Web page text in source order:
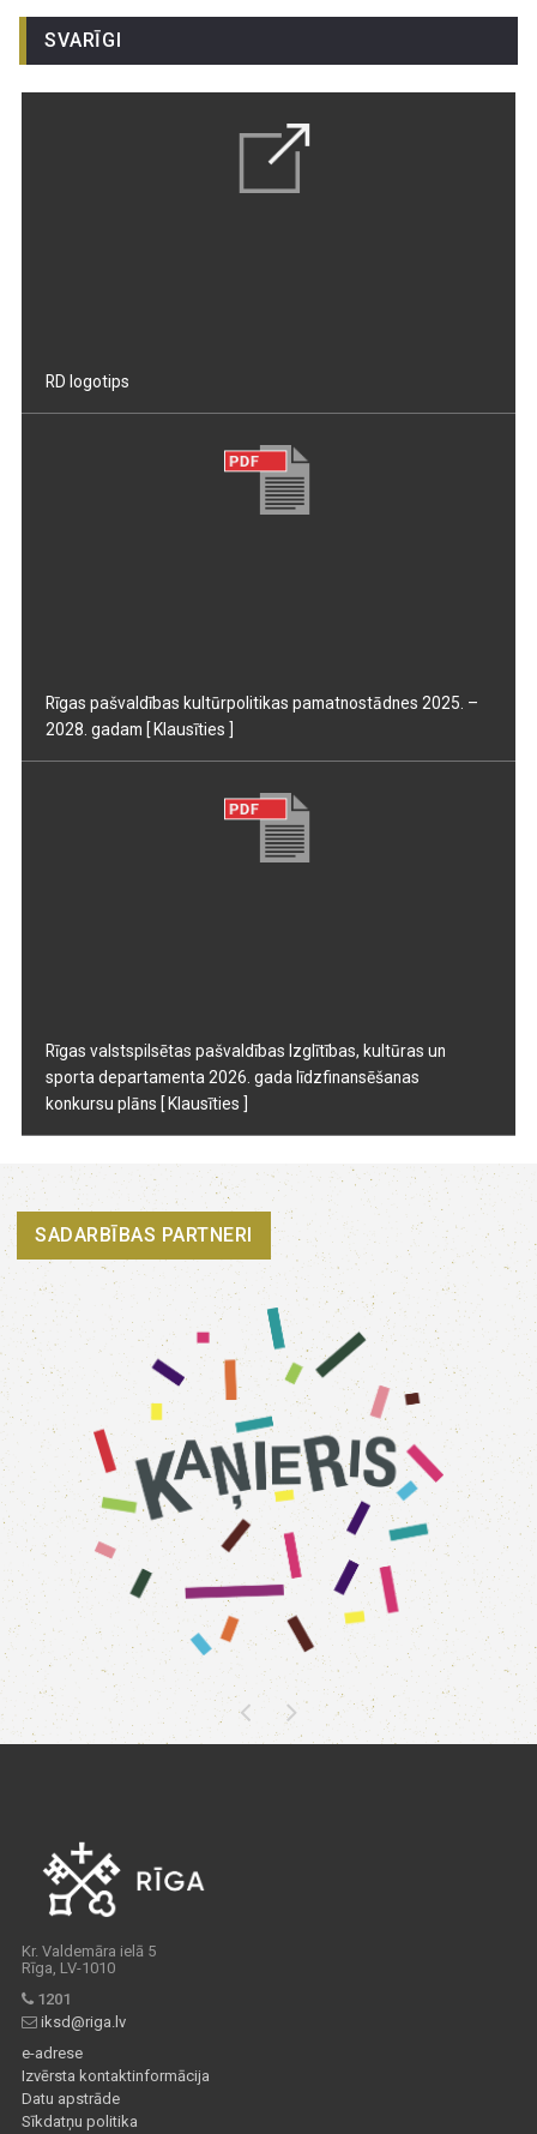
SVARĪGI
RD logotips
Rīgas pašvaldības kultūrpolitikas pamatnostādnes 2025. –
2028. gadam [ Klausīties ]
Rīgas valstspilsētas pašvaldības Izglītības, kultūras un
sporta departamenta 2026. gada līdzfinansēšanas
konkursu plāns [ Klausīties ]
SADARBĪBAS PARTNERI
Kr. Valdemāra ielā 5
Rīga, LV-1010
1201
iksd@riga.lv
e-adrese
Izvērsta kontaktinformācija
Datu apstrāde
Sīkdatņu politika